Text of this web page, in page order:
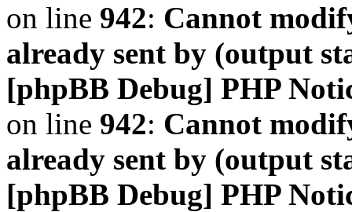
on line 942: Cannot
already sent by (output
[phpBB Debug] PHP
on line 942: Cannot
already sent by (output
[phpBB Debug] PHP